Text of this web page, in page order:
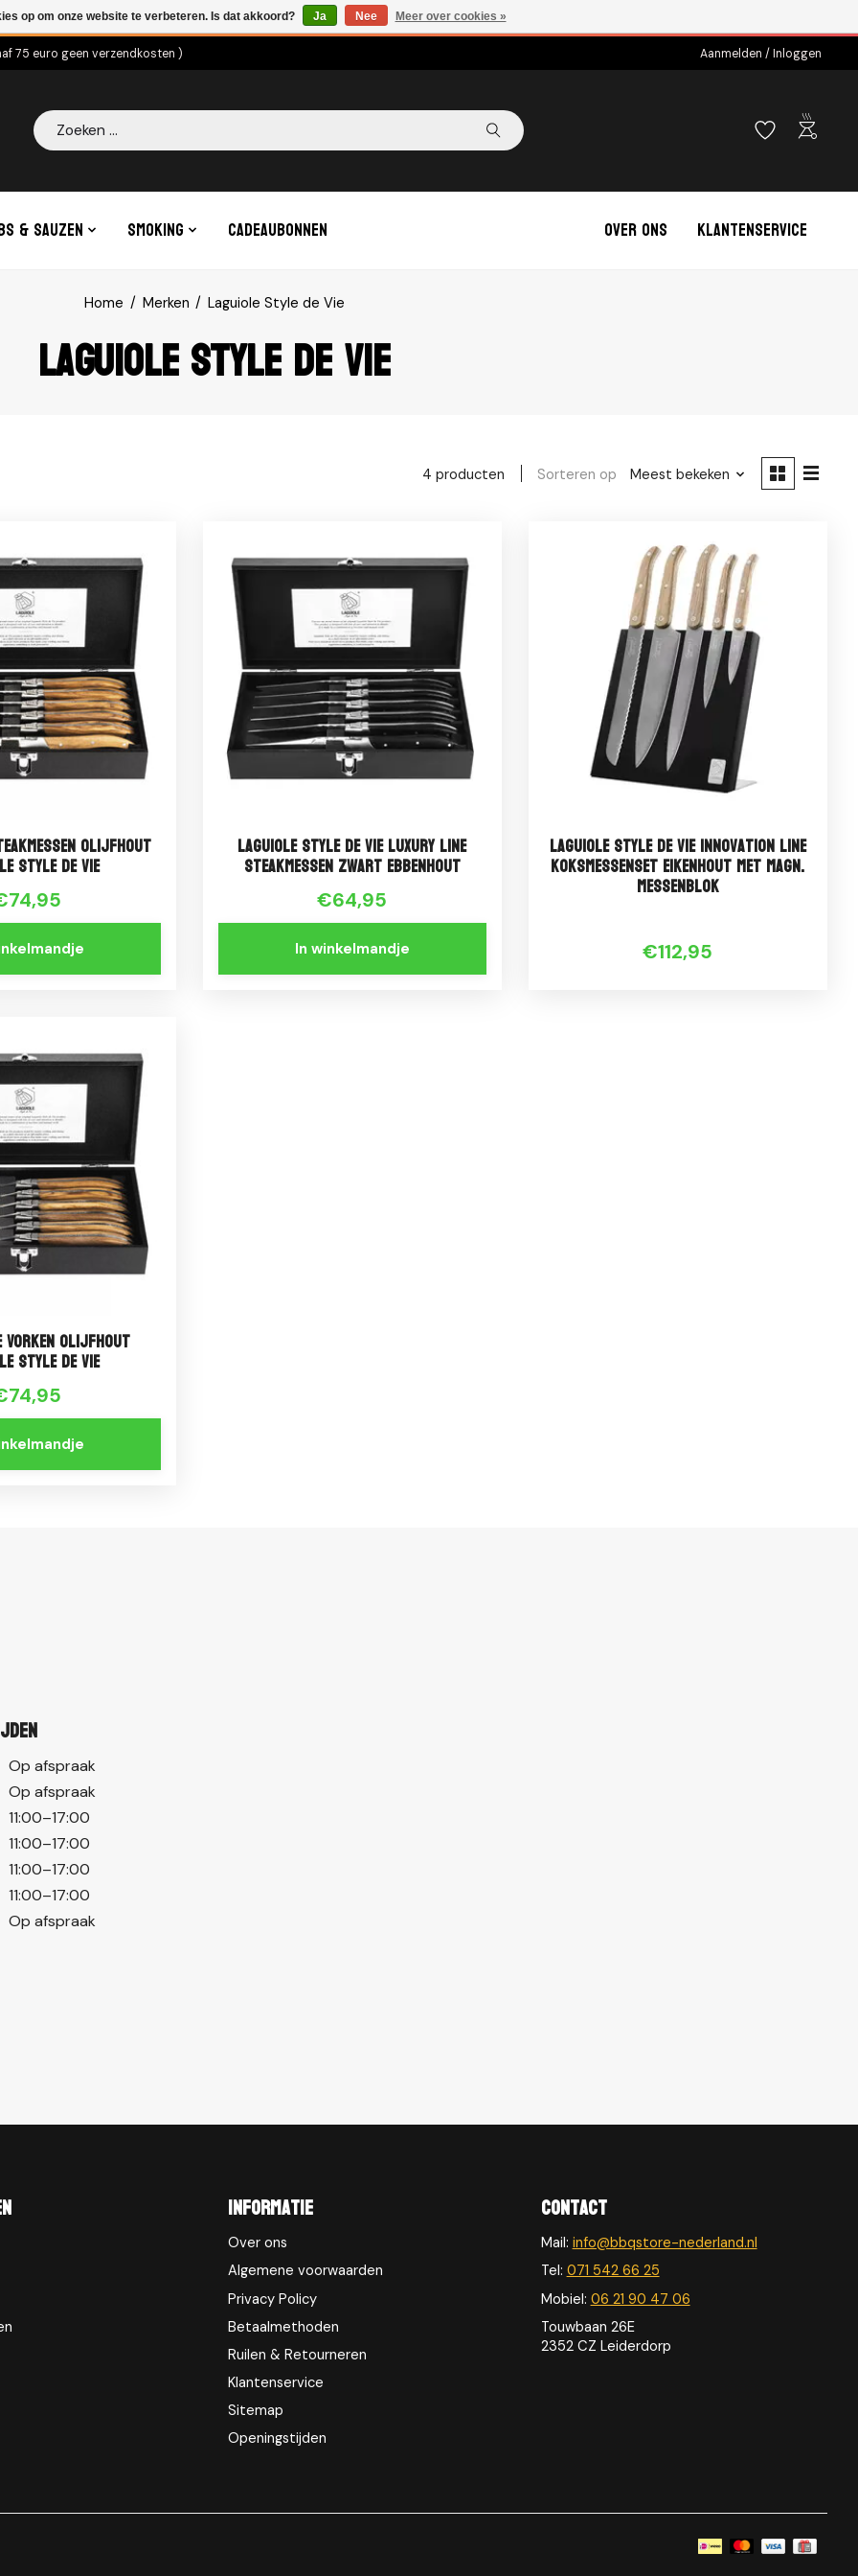
75 euro geen verzendkosten ) Aanmelden / Inloggen
Zoeken outdoor_grill
& Sauzen Smoking Cadeaubonnen Over ons Klantenservice
Home / Merken / Laguiole Style de Vie
Laguiole Style de Vie
4 producten Sorteren op Meest bekeken
Olijfhout
Style de Vie
Laguiole Style de Vie Luxury Line
Steakmessen Zwart Ebbenhout
€64,95
In winkelmandje
Laguiole Style de Vie Innovation Line
Koksmessenset Eikenhout met Magn.
Messenblok
€112,95
Vorken Olijfhout
Style de Vie
Op afspraak
Op afspraak
11:00–17:00
11:00–17:00
11:00–17:00
11:00–17:00
Op afspraak
Informatie
Over ons
Algemene voorwaarden
Privacy Policy
Betaalmethoden
Ruilen & Retourneren
Klantenservice
Sitemap
Openingstijden
Contact
Mail: info@bbqstore-nederland.nl
Tel: 071 542 66 25
Mobiel: 06 21 90 47 06
Touwbaan 26E
2352 CZ Leiderdorp
op om onze website te verbeteren. Is dat akkoord? Ja Nee Meer over cookies »